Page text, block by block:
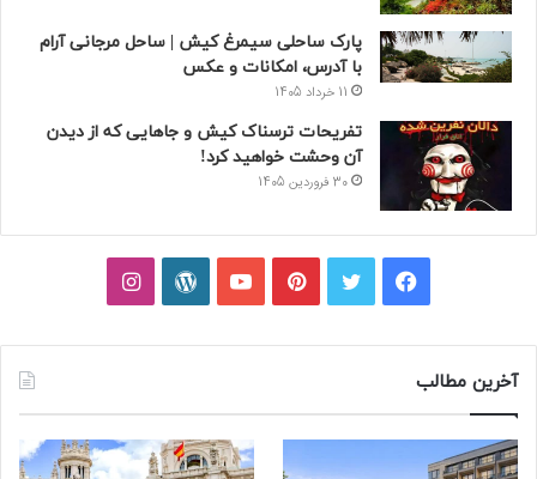
پارک ساحلی سیمرغ کیش | ساحل مرجانی آرام
با آدرس، امکانات و عکس
11 خرداد 1405
تفریحات ترسناک کیش و جاهایی که از دیدن
آن وحشت خواهید کرد!
30 فروردین 1405
فیسبوکتوییترپینتریستیوتیوبوردپرساینستاگرام
آخرین مطالب